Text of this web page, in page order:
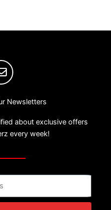
Newsletters
about exclusive offers
every week!